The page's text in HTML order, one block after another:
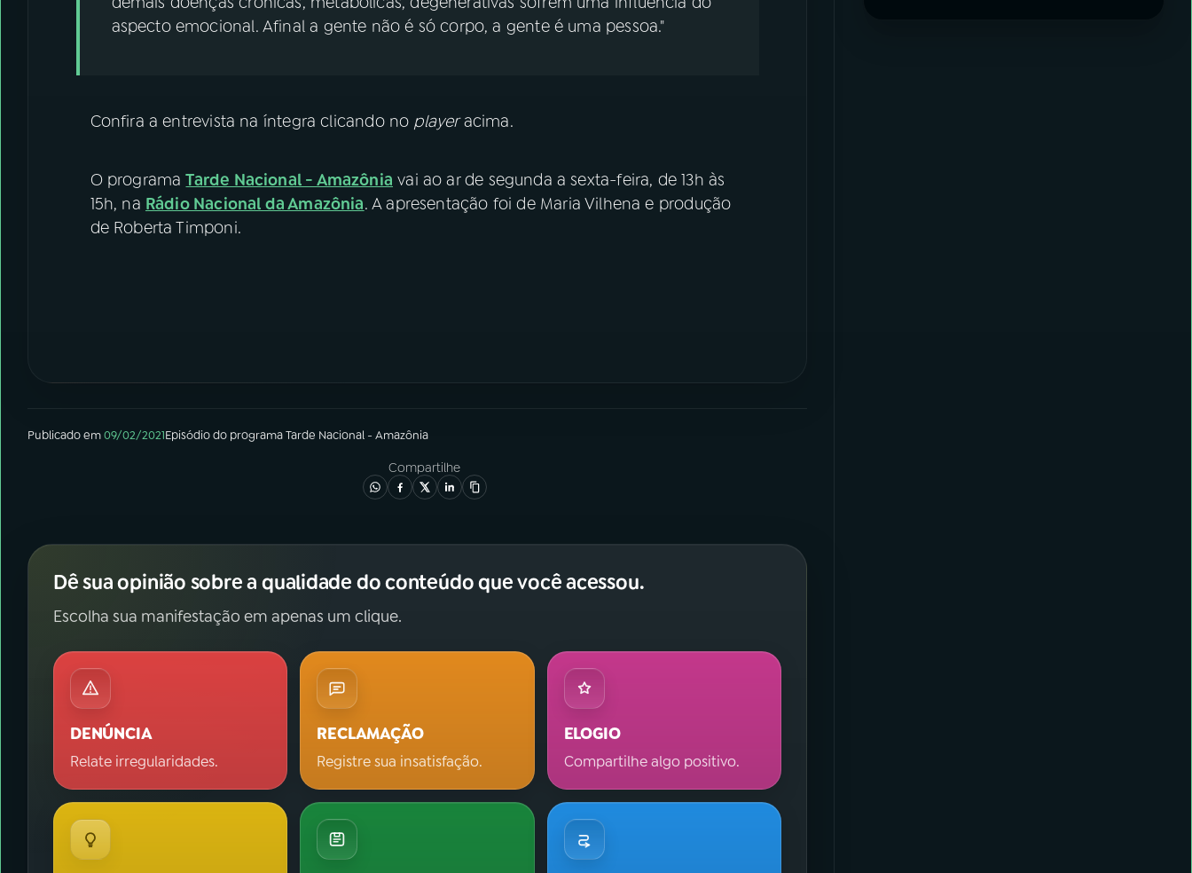
aspecto emocional. Afinal a gente não é só corpo, a gente é uma pessoa."
Confira a entrevista na íntegra clicando no playeracima.
O programaTarde Nacional - Amazônia vai ao ar de segunda a sexta-feira, de 13h às
15h, na Rádio Nacional da Amazônia. A apresentação foi de Maria Vilhena e produção
de Roberta Timponi.
Publicado em09/02/2021Episódiodo programaTarde Nacional - Amazônia
Compartilhe
Dê sua opinião sobre a qualidade do conteúdo que você acessou.
Escolha sua manifestação em apenas um clique.
DENÚNCIA
Relate irregularidades.
RECLAMAÇÃO
Registre sua insatisfação.
ELOGIO
Compartilhe algo positivo.